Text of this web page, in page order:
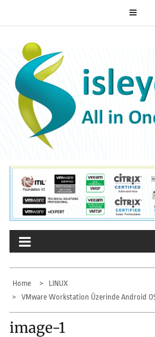
to
ISLEYEN.NET
All-in-One IT Platform
Home
LINUX
VMware Workstation Üzerinde Android
image-1